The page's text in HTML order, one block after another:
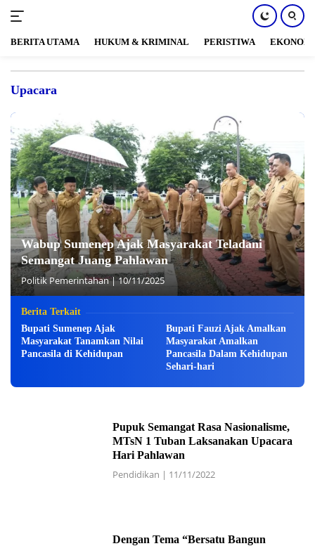
konten
BERITA UTAMA HUKUM & KRIMINAL PERISTIWA EKONOMI
Upacara
Wabup Sumenep Ajak Masyarakat Teladani
Semangat Juang Pahlawan
Politik Pemerintahan|10/11/2025
Berita Terkait
Bupati Sumenep Ajak
Masyarakat Tanamkan Nilai
Pancasila di Kehidupan
Bupati Fauzi Ajak Amalkan
Masyarakat Amalkan
Pancasila Dalam Kehidupan
Sehari-hari
Pupuk Semangat Rasa Nasionalisme,
MTsN 1 Tuban Laksanakan Upacara
Hari Pahlawan
Pendidikan | 11/11/2022
Dengan Tema “Bersatu Bangun